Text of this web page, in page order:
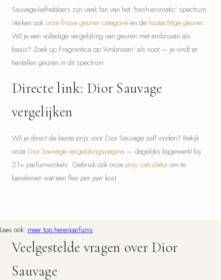
Sauvage-liefhebbers zijn vaak fan van het 'fresh-aromatic' spectrum.
Verken ookonze frisse geuren categorieen de houtachtige geuren.
Wil je een volledige vergelijking van geuren met ambroxan als
basis? Zoek op Fragrantica op 'Ambroxan' als noot — je vindt er
tientallen geuren in dit spectrum.
Directe link: Dior Sauvage
vergelijken
Wil je direct de beste prijs voor Dior Sauvage zelf vinden? Bekijk
onze Dior Sauvage vergelijkingspagina — dagelijks bijgewerkt bij
21+ parfumwinkels. Gebruik ook onze prijs calculatorom te
berekenen wat een fles per jaar kost.
Lees ook: meer top herenparfums
Veelgestelde vragen over Dior
Sauvage